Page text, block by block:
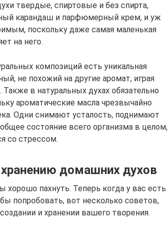
твердые, спиртовые и без спирта,
карандаш и парфюмерный крем, и уж
поскольку даже самая маленькая
на него.
композиций есть уникальная
не похожий на другие аромат, играя
в натуральных духах обязательно
ароматические масла чрезвычайно
Одни снимают усталость, поднимают
состояние всего организма в целом,
со стрессом.
домашних духов
хорошо пахнуть. Теперь когда у вас есть
попробовать, вот несколько советов,
и хранении вашего творения.